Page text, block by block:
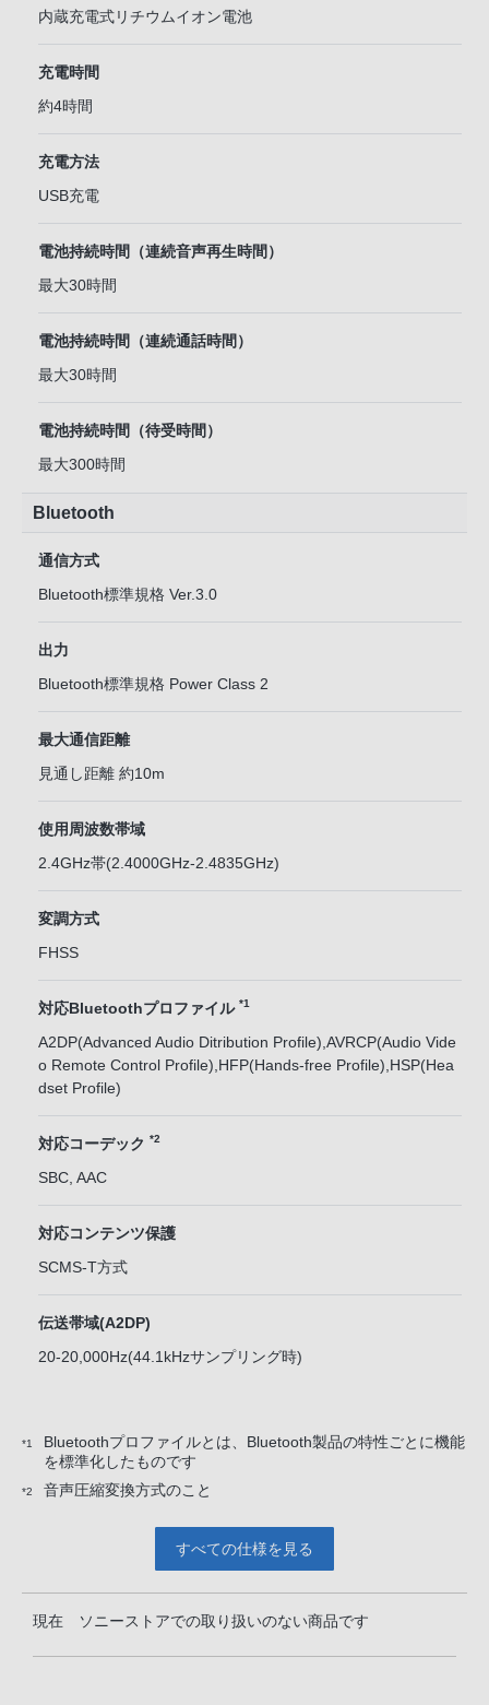
内蔵充電式リチウムイオン電池
充電時間
約4時間
充電方法
USB充電
電池持続時間（連続音声再生時間）
最大30時間
電池持続時間（連続通話時間）
最大30時間
電池持続時間（待受時間）
最大300時間
Bluetooth
通信方式
Bluetooth標準規格 Ver.3.0
出力
Bluetooth標準規格 Power Class 2
最大通信距離
見通し距離 約10m
使用周波数帯域
2.4GHz帯(2.4000GHz-2.4835GHz)
変調方式
FHSS
対応Bluetoothプロファイル *1
A2DP(Advanced Audio Ditribution Profile),AVRCP(Audio Vide
o Remote Control Profile),HFP(Hands-free Profile),HSP(Hea
dset Profile)
対応コーデック *2
SBC, AAC
対応コンテンツ保護
SCMS-T方式
伝送帯域(A2DP)
20-20,000Hz(44.1kHzサンプリング時)
*1
Bluetoothプロファイルとは、Bluetooth製品の特性ごとに機能
を標準化したものです
*2 音声圧縮変換方式のこと
すべての仕様を見る
現在 ソニーストアでの取り扱いのない商品です